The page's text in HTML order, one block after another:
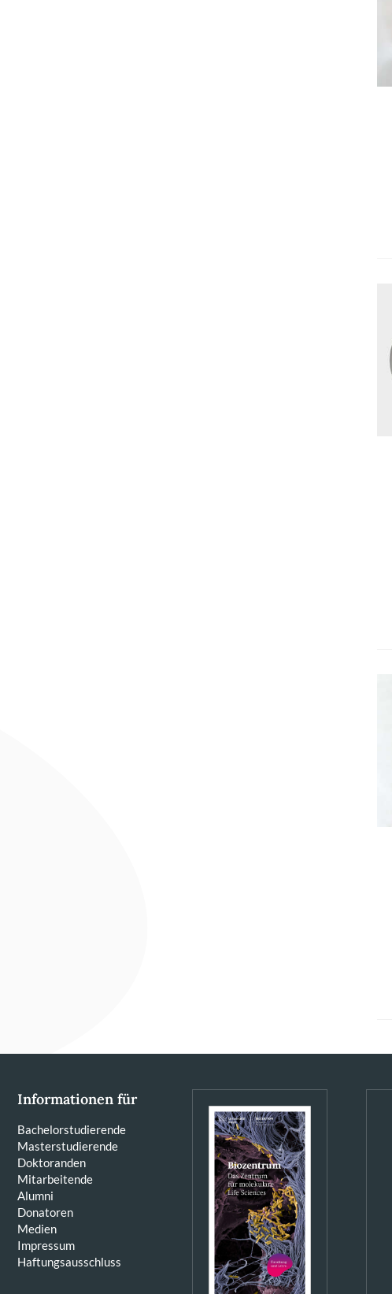
Informationen für
Bachelorstudierende
Masterstudierende
Doktoranden
Mitarbeitende
Alumni
Donatoren
Medien
Impressum
Haftungsausschluss